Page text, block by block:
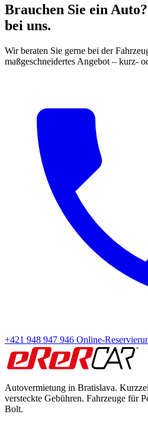
Brauchen Sie ein
bei uns.
Wir beraten Sie gerne bei der
maßgeschneidertes Angebot – kurz-
+421 948 947 946 Online-
Autovermietung in Bratislava.
versteckte Gebühren. Fahrzeuge für
Bolt.